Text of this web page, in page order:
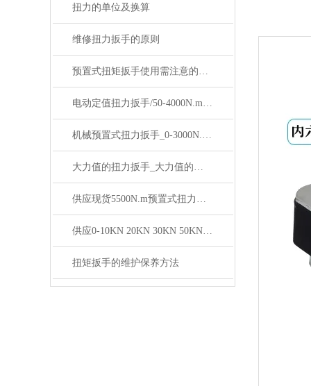
扭力的单位及换算
维修扭力扳手的原则
预置式扭矩扳手使用需注意的九大事项
电动定值扭力扳手/50-4000N.m可调式电动定值扭力扳手价格
机械预置式扭力扳手_0-3000N.m手动式预置扭力扳手价格
大力值的扭力扳手_大力值的数显扭力扳手价格
供应现货5500N.m预置式扭力扳手价格
供应0-10KN 20KN 30KN 50KN外置式扳环数显推拉力计
扭矩扳手的维护保养方法